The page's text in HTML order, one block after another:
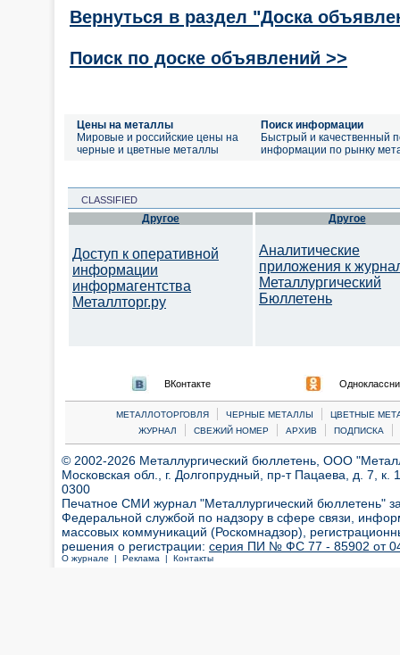
Вернуться в раздел "Доска
Поиск по доске объявлений >>
Цены на металлы
Мировые и российские цены на
черные и цветные металлы
Поиск информации
Быстрый и качественный
информации по рынку
CLASSIFIED
Другое
Доступ к оперативной
информации
информагентства
Металлторг.ру
Другое
Аналитические
приложения к
Металлургический
Бюллетень
ВКонтакте
МЕТАЛЛОТОРГОВЛЯ | ЧЕРНЫЕ МЕТАЛЛЫ |
ЦВЕТНЫЕ
ЖУРНАЛ
| СВЕЖИЙ НОМЕР | АРХИВ | ПОДПИСКА |
© 2002-2026 Металлургический бюллетень, ООО
Московская обл., г. Долгопрудный, пр-т Пацаева, д. 7,
0300
Печатное СМИ журнал "Металлургический бюллетень"
Федеральной службой по надзору в сфере связи,
массовых коммуникаций (Роскомнадзор),
решения о регистрации: серия ПИ № ФС 77 - 85902 от 04
О журнале | Реклама | Контакты